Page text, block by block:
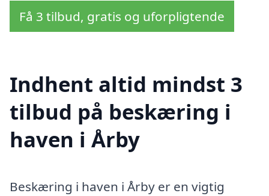
Få 3 tilbud, gratis og uforpligtende
Indhent altid mindst 3
tilbud på beskæring i
haven i Årby
Beskæring i haven i Årby er en vigtig